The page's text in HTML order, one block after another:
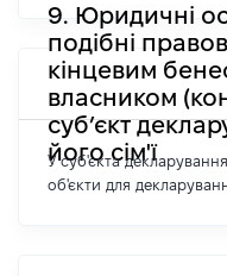
9. Юридичні
подібні
кінцевим
власником
суб’єкт
його сім'ї
У суб'єкта декларування
об'єкти для